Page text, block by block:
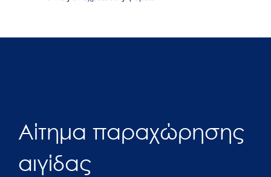
Αίτημα παραχώρησης
αιγίδας